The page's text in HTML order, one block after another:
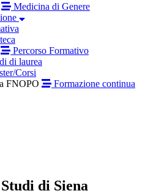
Medicina di Genere
Percorso Formativo
di laurea
Corsi
FNOPO
Formazione continua
di Siena